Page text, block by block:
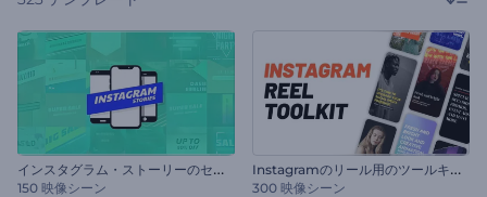
イ
ンスタグラム・ストーリーのセット
150 映像シーン
I
nstagramのリール用のツールキット
300 映像シーン